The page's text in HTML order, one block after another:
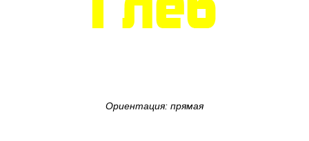
Ориентация: прямая